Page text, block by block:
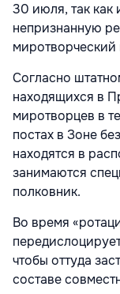
30 июля, так как
непризнанную
миротворческий
Согласно
находящихся в
миротворцев в
постах в Зоне
находятся в
занимаются
полковник.
Во время
чтобы оттуда
составе